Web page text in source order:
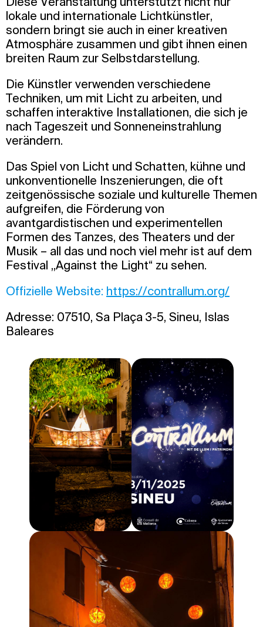
lokale und internationale Lichtkünstler,
sondern bringt sie auch in einer kreativen
Atmosphäre zusammen und gibt ihnen einen
breiten Raum zur Selbstdarstellung.
Die Künstler verwenden verschiedene
Techniken, um mit Licht zu arbeiten, und
schaffen interaktive Installationen, die sich je
nach Tageszeit und Sonneneinstrahlung
verändern.
Das Spiel von Licht und Schatten, kühne und
unkonventionelle Inszenierungen, die oft
zeitgenössische soziale und kulturelle Themen
aufgreifen, die Förderung von
avantgardistischen und experimentellen
Formen des Tanzes, des Theaters und der
Musik – all das und noch viel mehr ist auf dem
Festival „Against the Light“ zu sehen.
Offizielle Website: https://contrallum.org/
Adresse: 07510, Sa Plaça 3-5, Sineu, Islas
Baleares